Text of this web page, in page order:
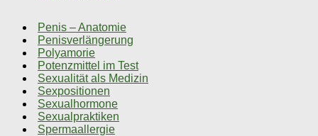
Penis – Anatomie
Penisverlängerung
Polyamorie
Potenzmittel im Test
Sexualität als Medizin
Sexpositionen
Sexualhormone
Sexualpraktiken
Spermaallergie